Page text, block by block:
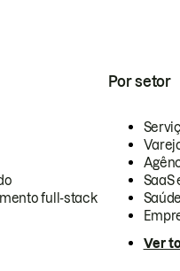
full-stack
Por setor
SaaS
Saúde
Ver